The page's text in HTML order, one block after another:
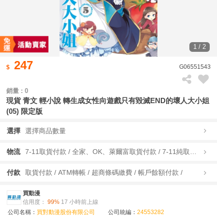
1 / 2
247 G06551543
銷量 : 0
現貨 青文 輕小說 轉生成女性向遊戲只有毀滅END的壞人大小姐
(05) 限定版
選擇 選擇商品數量
物流
付款 取貨付款 / ATM轉帳 / 超商條碼繳費 / 帳戶餘額付款 /
買動漫
信用度： 99% 17 小時前上線
公司名稱： 買對動漫股份有限公司 公司統編： 24553282